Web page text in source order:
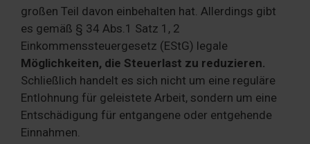
großen Teil davon einbehalten hat. Allerdings gibt
es gemäß § 34 Abs.1 Satz 1, 2
Einkommenssteuergesetz (EStG) legale
Möglichkeiten, die Steuerlast zu reduzieren.
Schließlich handelt es sich nicht um eine reguläre
Entlohnung für geleistete Arbeit, sondern um eine
Entschädigung für entgangene oder entgehende
Einnahmen.